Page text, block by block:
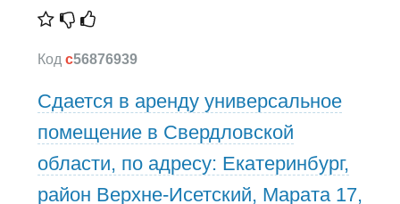
Код c56876939
Сдается в аренду универсальное
помещение в Свердловской
области, по адресу: Екатеринбург,
район Верхне-Исетский, Марата 17,